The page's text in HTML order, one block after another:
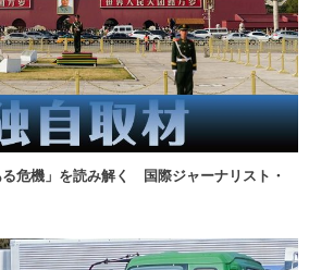
る危機」を読み解く 国際ジャーナリスト・